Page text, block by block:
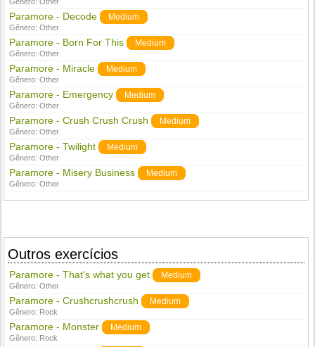
Paramore - Decode Medium
Gênero:Other
Paramore - Born For This Medium
Gênero:Other
Paramore - Miracle Medium
Gênero:Other
Paramore - Emergency Medium
Gênero:Other
Paramore - Crush Crush Crush Medium
Gênero:Other
Paramore - Twilight Medium
Gênero:Other
Paramore - Misery Business Medium
Gênero:Other
Outros exercícios
Paramore - That's what you get Medium
Gênero:Other
Paramore - Crushcrushcrush Medium
Gênero: Rock
Paramore - Monster Medium
Gênero: Rock